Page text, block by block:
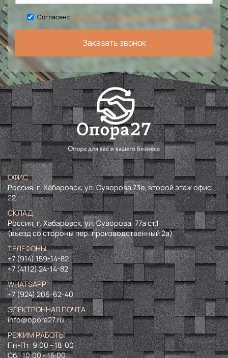
Согласен сПолитикой обработки персональных данных
Заказать звонок
ОФИС
Россия, г. Хабаровск, ул. Суворова 73е, второй этаж офис
22
СКЛАД
Россия, г. Хабаровск, ул. Суворова, 77а ст.1
(въезд со стороны пер. производственный 2а)
ТЕЛЕФОНЫ
+7 (914) 159-14-82
+7 (4112) 24-14-82
WHATSAPP
+7 (924) 206-62-40
ЭЛЕКТРОННАЯ ПОЧТА
info@opora27.ru
РЕЖИМ РАБОТЫ
Пн-Пт: 9:00 - 18-00
Сб.: 10:00 - 15:00